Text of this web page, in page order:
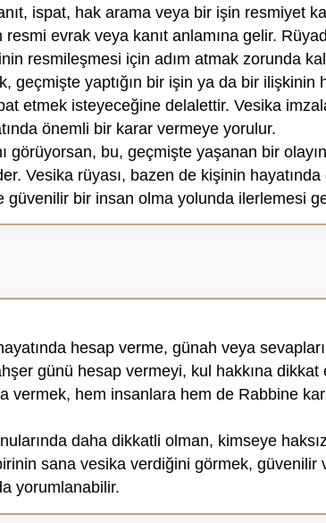
ispat, hak arama veya bir işin resmiyet
evrak veya kanıt anlamına gelir.
resmileşmesi için adım atmak zorunda
yaptığın bir işin ya da bir ilişkinin
etmek isteyeceğine delalettir. Vesika
önemli bir karar vermeye yorulur.
görüyorsan, bu, geçmişte yaşanan bir
Vesika rüyası, bazen de kişinin
bir insan olma yolunda ilerlemesi
hesap verme, günah veya
günü hesap vermeyi, kul hakkına dikkat
hem insanlara hem de Rabbine
daha dikkatli olman, kimseye
sana vesika verdiğini görmek, güvenilir
yorumlanabilir.